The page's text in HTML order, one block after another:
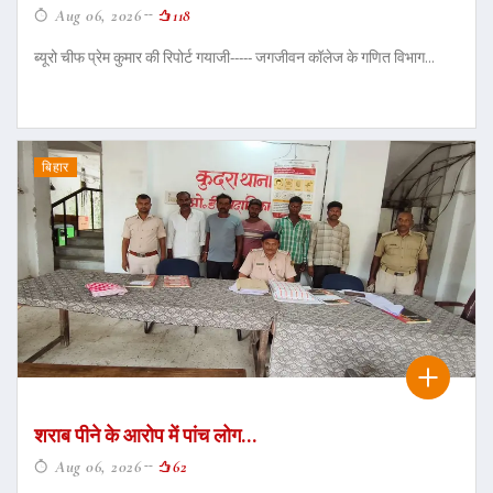
Aug 06, 2026 118
ब्यूरो चीफ प्रेम कुमार की रिपोर्ट गयाजी----- जगजीवन कॉलेज के गणित विभाग...
बिहार
शराब पीने के आरोप में पांच लोग...
Aug 06, 2026 62